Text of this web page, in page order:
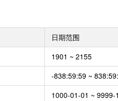
日期范围
1901 ~ 2155
-838:59:59 ~
1000-01-01 ~ 9999-